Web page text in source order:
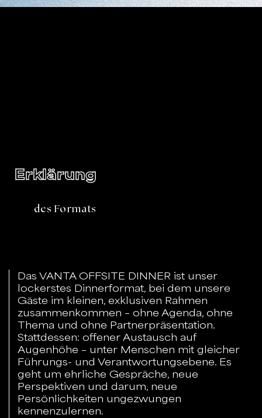
Erklärung
des Formats
Das VANTA OFFSITE DINNER ist unser
lockerstes Dinnerformat, bei dem unsere
Gäste im kleinen, exklusiven Rahmen
zusammenkommen – ohne Agenda, ohne
Thema und ohne Partnerpräsentation.
Stattdessen: offener Austausch auf
Augenhöhe – unter Menschen mit gleicher
Führungs- und Verantwortungsebene. Es
geht um ehrliche Gespräche, neue
Perspektiven und darum, neue
Persönlichkeiten ungezwungen
kennenzulernen.